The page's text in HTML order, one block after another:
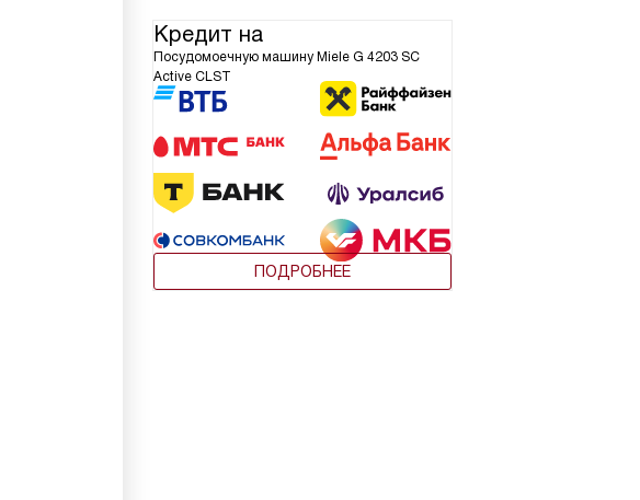
Кредит на
Посудомоечную машину Miele G 4203 SC
Active CLST
ПОДРОБНЕЕ